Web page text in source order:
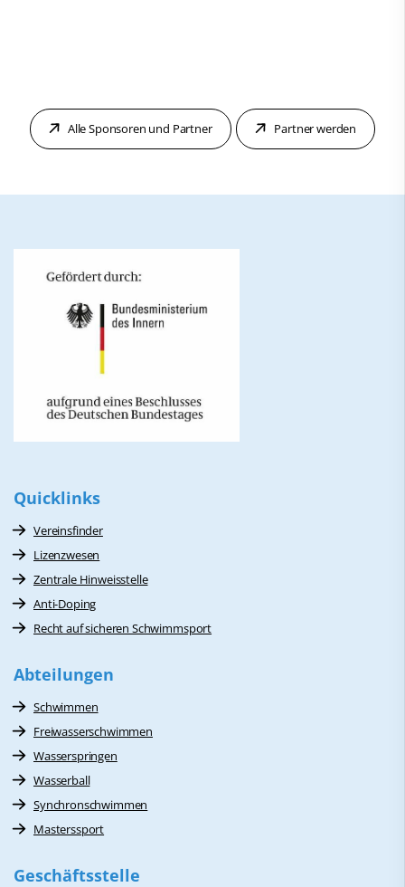
Alle Sponsoren und Partner Partner werden
Quicklinks
Vereinsfinder
Lizenzwesen
Zentrale Hinweisstelle
Anti-Doping
Recht auf sicheren Schwimmsport
Abteilungen
Schwimmen
Freiwasserschwimmen
Wasserspringen
Wasserball
Synchronschwimmen
Masterssport
Geschäftsstelle